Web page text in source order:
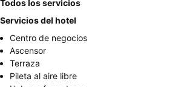
Todos los servicios
Servicios del hotel
Centro de negocios
Ascensor
Terraza
Pileta al aire libre